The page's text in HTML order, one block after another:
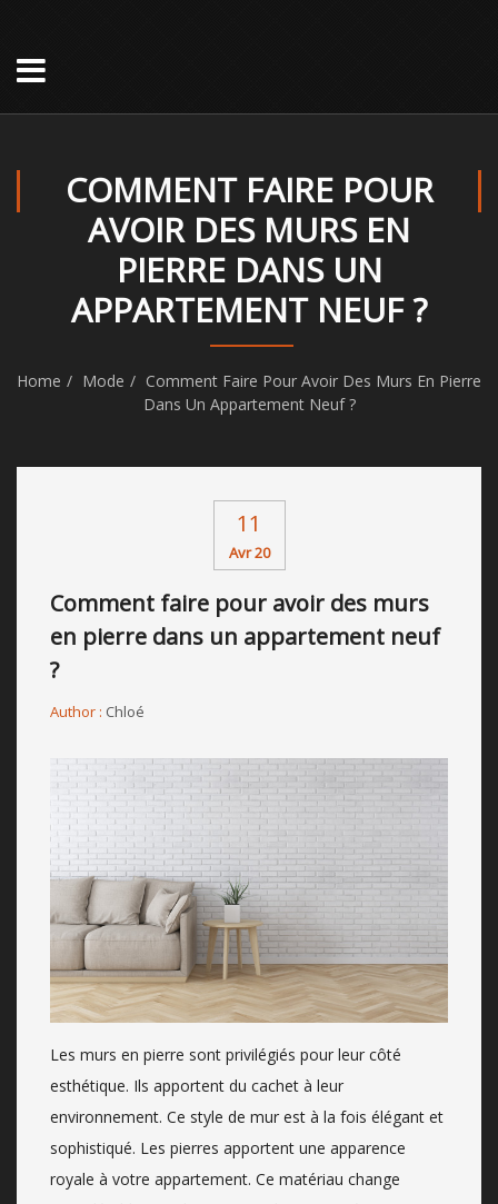
COMMENT FAIRE POUR
AVOIR DES MURS EN
PIERRE DANS UN
APPARTEMENT NEUF ?
Home Mode
Comment Faire Pour Avoir Des Murs En Pierre
Dans Un Appartement Neuf ?
11
Avr 20
Comment faire pour avoir des murs
en pierre dans un appartement neuf
?
Author : Chloé
Les murs en pierre sont privilégiés pour leur côté
esthétique. Ils apportent du cachet à leur
environnement. Ce style de mur est à la fois élégant et
sophistiqué. Les pierres apportent une apparence
royale à votre appartement. Ce matériau change